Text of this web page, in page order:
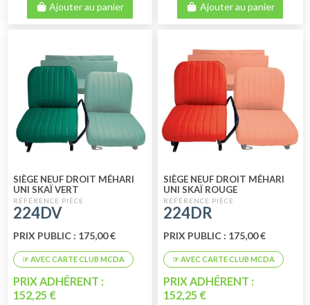
Ajouter au panier Ajouter au panier
SIÈGE NEUF DROIT MÉHARI
UNI SKAÏ VERT
224DV
PRIX PUBLIC : 175,00 €
PRIX ADHÉRENT :
152,25 €
SIÈGE NEUF DROIT MÉHARI
UNI SKAÏ ROUGE
224DR
PRIX PUBLIC : 175,00 €
PRIX ADHÉRENT :
152,25 €